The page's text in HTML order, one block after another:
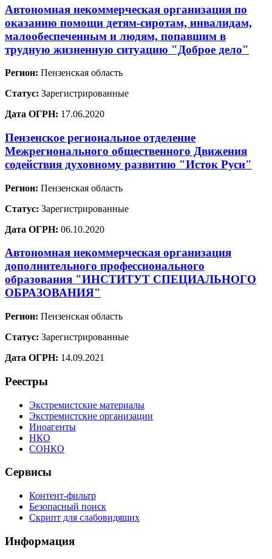
Автономная некоммерческая организация по
оказанию помощи детям-сиротам, инвалидам,
малообеспеченным и людям, попавшим в
трудную жизненную ситуацию "Доброе дело"
Регион: Пензенская область
Статус: Зарегистрированные
Дата ОГРН: 17.06.2020
Пензенское региональное отделение
Межрегионального общественного Движения
содействия духовному развитию "Исток Руси"
Регион: Пензенская область
Статус: Зарегистрированные
Дата ОГРН: 06.10.2020
Автономная некоммерческая организация
дополнительного профессионального
образования "ИНСТИТУТ СПЕЦИАЛЬНОГО
ОБРАЗОВАНИЯ"
Регион: Пензенская область
Статус: Зарегистрированные
Дата ОГРН: 14.09.2021
Реестры
Экстремистские материалы
Экстремистские организации
Иноагенты
НКО
СОНКО
Сервисы
Контент-фильтр
Безопасный поиск
Скрипт для слабовидящих
Информация